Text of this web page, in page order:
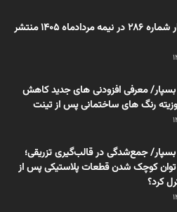
مجله بسپار شماره 286 در نیمه مردادماه 1405 منتشر
معرفی افزودنی های جدید کاهش
رنگ های ساختمانی پس از تینت
جمع‌شدگی در قالب‌گیری تزریقی؛
کوچک شدن قطعات پلاستیکی پس از
کرد؟